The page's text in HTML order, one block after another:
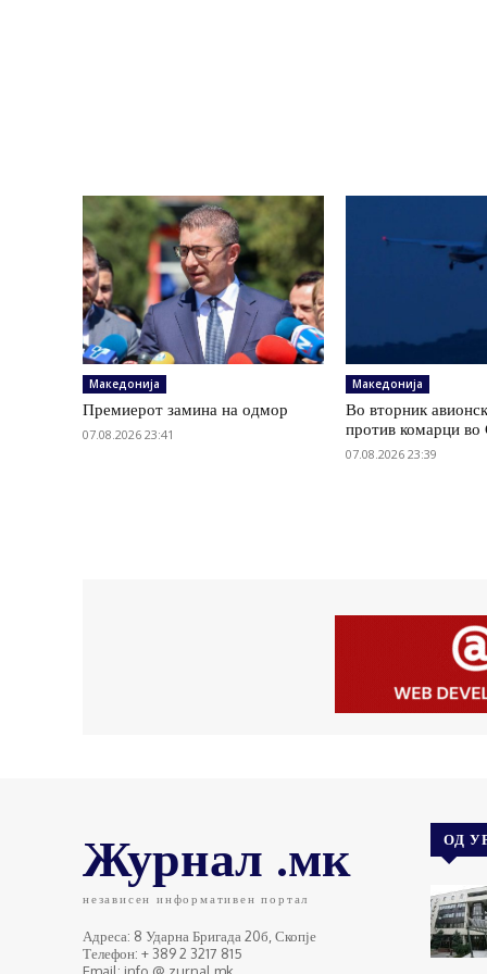
Македонија
Премиерот замина на одмор
07.08.2026 23:41
Македонија
Во вторник
против комарци во
07.08.2026 23:39
Журнал .мк
независен информативен портал
Адреса: 8 Ударна Бригада 20б, Скопје
Телефон: + 389 2 3217 815
ОД